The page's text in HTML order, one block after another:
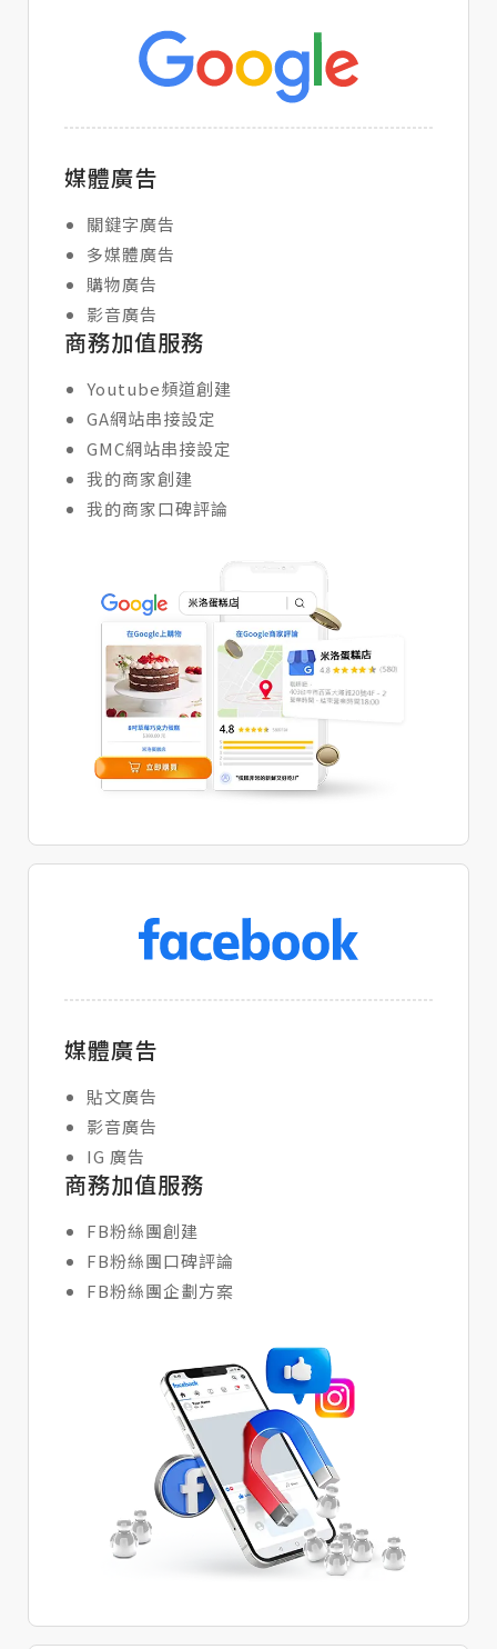
媒體廣告
關鍵字廣告
多媒體廣告
購物廣告
影音廣告
商務加值服務
Youtube頻道創建
GA網站串接設定
GMC網站串接設定
我的商家創建
我的商家口碑評論
媒體廣告
貼文廣告
影音廣告
IG 廣告
商務加值服務
FB粉絲團創建
FB粉絲團口碑評論
FB粉絲團企劃方案